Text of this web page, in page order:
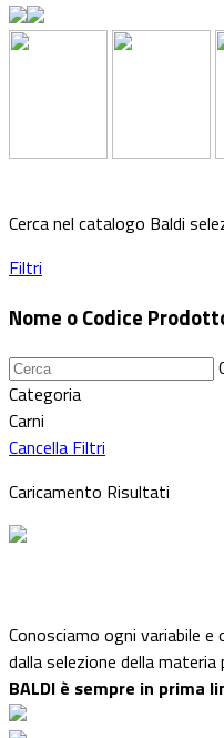
Cerca nel catalogo Baldi
Filtri
Nome o Codice
Categoria
Carni
Cancella Filtri
Caricamento Risultati
Conosciamo ogni variabile e
dalla selezione della
BALDI è sempre in prima